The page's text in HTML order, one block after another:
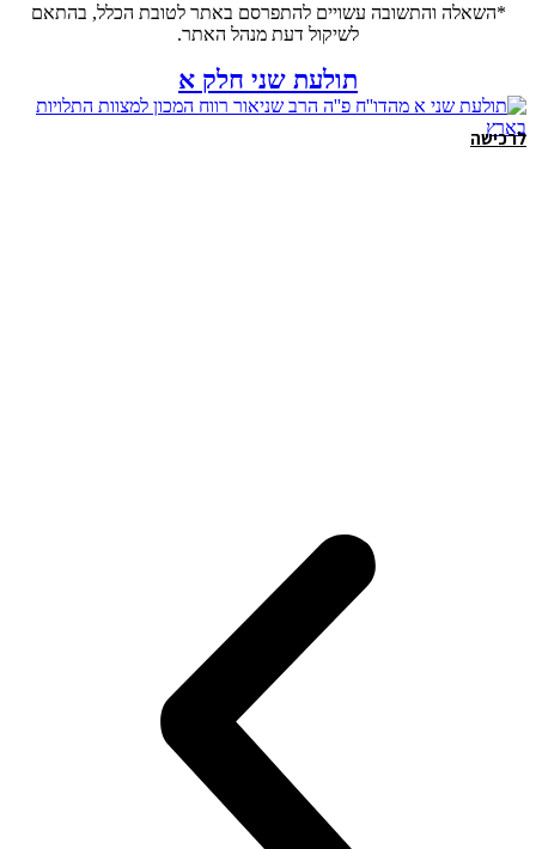
*השאלה והתשובה עשויים להתפרסם באתר לטובת הכלל, בהתאם
לשיקול דעת מנהל האתר.
תולעת שני חלק א
לרכישה